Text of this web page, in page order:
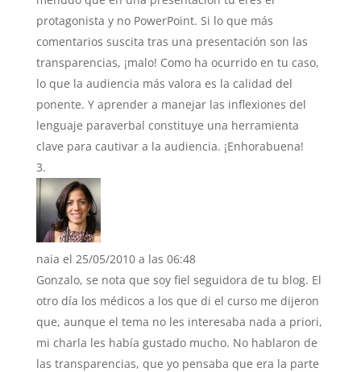
protagonista y no PowerPoint. Si lo que más
comentarios suscita tras una presentación son las
transparencias, ¡malo! Como ha ocurrido en tu caso,
lo que la audiencia más valora es la calidad del
ponente. Y aprender a manejar las inflexiones del
lenguaje paraverbal constituye una herramienta
clave para cautivar a la audiencia. ¡Enhorabuena!
naia el 25/05/2010 a las 06:48
Gonzalo, se nota que soy fiel seguidora de tu blog. El
otro día los médicos a los que di el curso me dijeron
que, aunque el tema no les interesaba nada a priori,
mi charla les había gustado mucho. No hablaron de
las transparencias, que yo pensaba que era la parte